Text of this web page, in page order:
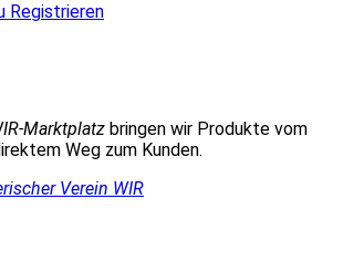
Registrieren
Marktplatz bringen wir Produkte vom
Weg zum Kunden.
Verein WIR